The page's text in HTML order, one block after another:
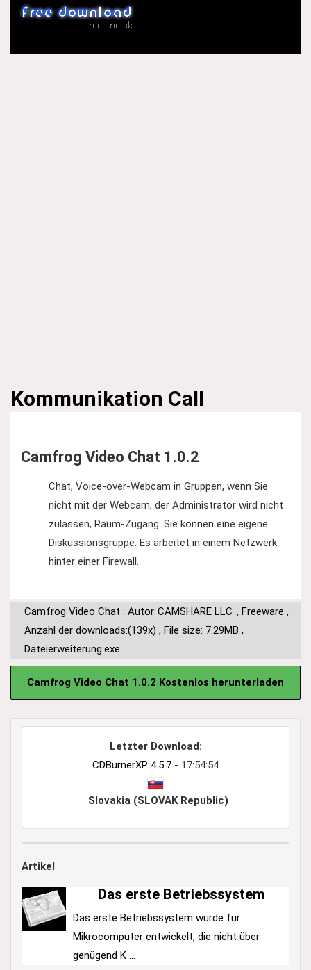
Kommunikation Call
Camfrog Video Chat 1.0.2
Chat, Voice-over-Webcam in Gruppen, wenn Sie
nicht mit der Webcam, der Administrator wird nicht
zulassen, Raum-Zugang. Sie können eine eigene
Diskussionsgruppe. Es arbeitet in einem Netzwerk
hinter einer Firewall.
Camfrog Video Chat : Autor:CAMSHARE LLC , Freeware ,
Anzahl der downloads:(139x) , File size: 7.29MB ,
Dateierweiterung:exe
Camfrog Video Chat 1.0.2 Kostenlos herunterladen
Letzter Download:
CDBurnerXP 4.5.7 - 17:54:54
Slovakia (SLOVAK Republic)
Artikel
Das erste Betriebssystem
Das erste Betriebssystem wurde für
Mikrocomputer entwickelt, die nicht über
genügend K ...